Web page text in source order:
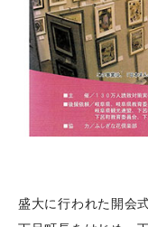
盛大に行われた開会式